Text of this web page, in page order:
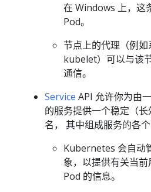
在 Windows 上，这
Pod。
节点上的代理（例
kubelet）可以与该
通信。
Service API 允许你为由
的服务提供一个稳定（
名， 其中组成服务的各
Kubernetes 会自动
象，以提供有关当
Pod 的信息。